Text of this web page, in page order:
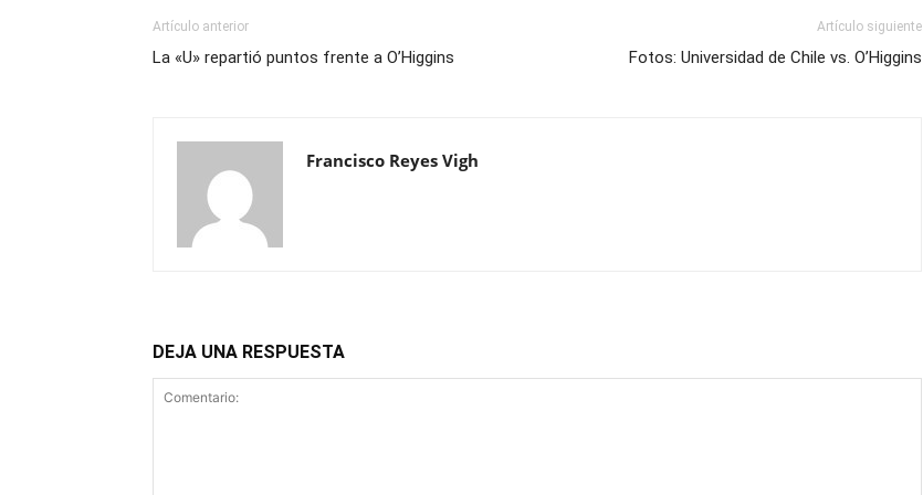
Artículo anterior
La «U» repartió puntos frente a O’Higgins
Artículo siguiente
Fotos: Universidad de Chile vs. O’Higgins
Francisco Reyes Vigh
DEJA UNA RESPUESTA